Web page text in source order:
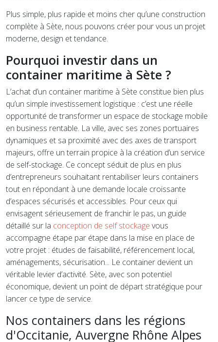
Plus simple, plus rapide et moins cher qu’une construction
complète à Sète, nous pouvons créer pour vous un projet
moderne, design et tendance.
Pourquoi investir dans un
container maritime à Sète ?
L’achat d’un container maritime à Sète constitue bien plus
qu’un simple investissement logistique : c’est une réelle
opportunité de transformer un espace de stockage mobile
en business rentable. La ville, avec ses zones portuaires
dynamiques et sa proximité avec des axes de transport
majeurs, offre un terrain propice à la création d’un service
de self-stockage. Ce concept séduit de plus en plus
d’entrepreneurs souhaitant rentabiliser leurs containers
tout en répondant à une demande locale croissante
d’espaces sécurisés et accessibles. Pour ceux qui
envisagent sérieusement de franchir le pas, un guide
détaillé sur la conception de self stockage vous
accompagne étape par étape dans la mise en place de
votre projet : études de faisabilité, référencement local,
aménagements, sécurisation... Le container devient un
véritable levier d’activité. Sète, avec son potentiel
économique, devient un point de départ stratégique pour
lancer ce type de service.
Nos containers dans les régions
d'Occitanie, Auvergne Rhône Alpes